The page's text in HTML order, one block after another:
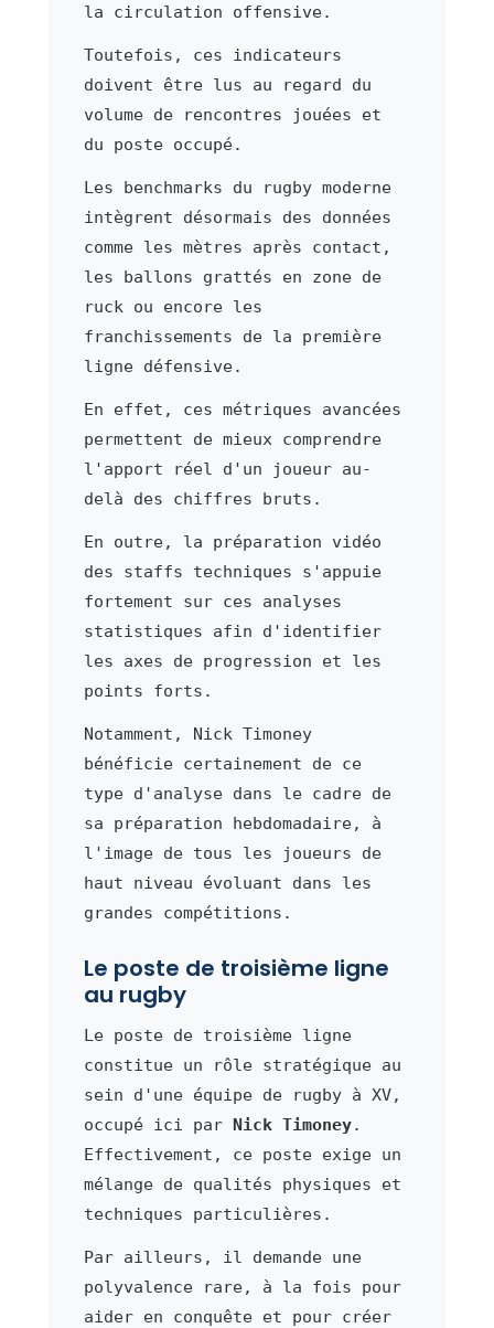
la circulation offensive.
Toutefois, ces indicateurs
doivent être lus au regard du
volume de rencontres jouées et
du poste occupé.
Les benchmarks du rugby moderne
intègrent désormais des données
comme les mètres après contact,
les ballons grattés en zone de
ruck ou encore les
franchissements de la première
ligne défensive.
En effet, ces métriques avancées
permettent de mieux comprendre
l'apport réel d'un joueur au-
delà des chiffres bruts.
En outre, la préparation vidéo
des staffs techniques s'appuie
fortement sur ces analyses
statistiques afin d'identifier
les axes de progression et les
points forts.
Notamment, Nick Timoney
bénéficie certainement de ce
type d'analyse dans le cadre de
sa préparation hebdomadaire, à
l'image de tous les joueurs de
haut niveau évoluant dans les
grandes compétitions.
Le poste de troisième ligne
au rugby
Le poste de troisième ligne
constitue un rôle stratégique au
sein d'une équipe de rugby à XV,
occupé ici par Nick Timoney.
Effectivement, ce poste exige un
mélange de qualités physiques et
techniques particulières.
Par ailleurs, il demande une
polyvalence rare, à la fois pour
aider en conquête et pour créer